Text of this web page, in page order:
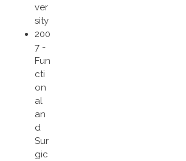
ver
sity
200
7 -
Fun
cti
on
al
an
d
Sur
gic